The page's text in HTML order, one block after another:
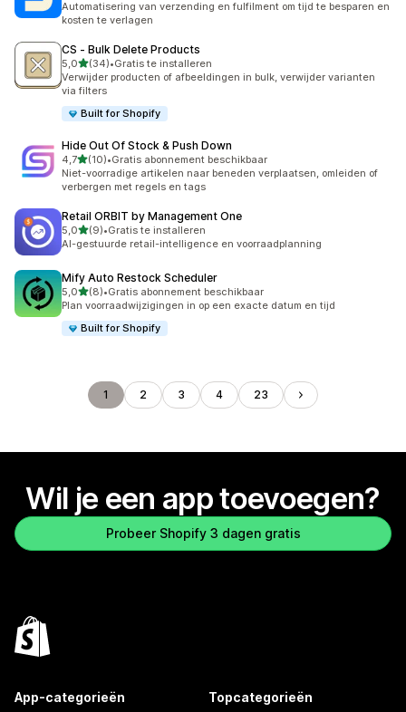
Automatisering van verzending en fulfilment om tijd te besparen en
kosten te verlagen
CS ‑ Bulk Delete Products
5,0van 5 sterren
(34)
34 recensies in totaal
•Gratis te installeren
Verwijder producten of afbeeldingen in bulk, verwijder varianten
via filters
Built for Shopify
Hide Out Of Stock & Push Down
4,7van 5 sterren
(10)
10 recensies in totaal
•Gratis abonnement beschikbaar
Niet-voorradige artikelen naar beneden verplaatsen, omleiden of
verbergen met regels en tags
Retail ORBIT by Management One
5,0van 5 sterren
(9)
9 recensies in totaal
•Gratis te installeren
AI-gestuurde retail-intelligence en voorraadplanning
Mify Auto Restock Scheduler
5,0van 5 sterren
(8)
8 recensies in totaal
•Gratis abonnement beschikbaar
Plan voorraadwijzigingen in op een exacte datum en tijd
Built for Shopify
1 2 3 4 23
Wil je een app toevoegen?
Probeer Shopify 3 dagen gratis
App-categorieën Topcategorieën